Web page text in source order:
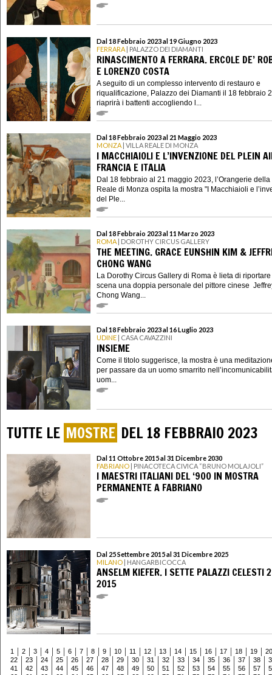
Dal 18 Febbraio 2023 al 19 Giugno 2023
FERRARA | PALAZZO DEI DIAMANTI
RINASCIMENTO A FERRARA. ERCOLE DE’
E LORENZO COSTA
A seguito di un complesso intervento di restauro e
riqualificazione, Palazzo dei Diamanti il 18 febbraio
riaprirà i battenti accogliendo l...
Dal 18 Febbraio 2023 al 21 Maggio 2023
MONZA | VILLA REALE DI MONZA
I MACCHIAIOLI E L’INVENZIONE DEL PLEIN
FRANCIA E ITALIA
Dal 18 febbraio al 21 maggio 2023, l’Orangerie
Reale di Monza ospita la mostra "I Macchiaioli e
del Ple...
Dal 18 Febbraio 2023 al 11 Marzo 2023
ROMA | DOROTHY CIRCUS GALLERY
THE MEETING. GRACE EUNSHIN KIM &
CHONG WANG
La Dorothy Circus Gallery di Roma è lieta di
scena una doppia personale del pittore cinese
Chong Wang...
Dal 18 Febbraio 2023 al 16 Luglio 2023
UDINE | CASA CAVAZZINI
INSIEME
Come il titolo suggerisce, la mostra è una
per passare da un uomo smarrito
uom...
TUTTE LE MOSTRE DEL 18 FEBBRAIO 2023
Dal 11 Ottobre 2015 al 31 Dicembre 2030
FABRIANO | PINACOTECA CIVICA “BRUNO MOLAJOLI”
I MAESTRI ITALIANI DEL ‘900 IN MOSTRA
PERMANENTE A FABRIANO
Dal 25 Settembre 2015 al 31 Dicembre 2025
MILANO | HANGARBICOCCA
ANSELM KIEFER. I SETTE PALAZZI CELESTI
2015
1 2 3 4 5 6 7 8 9 10 11 12 13 14 15 16 17 18 19
20
22
23 24 25 26 27 28 29 30 31 32 33 34 35 36 37 38
41
42 43 44 45 46 47 48 49 50 51 52 53 54 55 56 57